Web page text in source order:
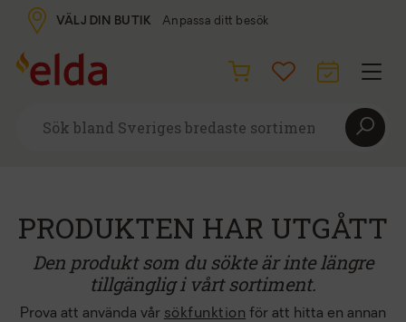
VÄLJ DIN BUTIK Anpassa ditt besök
PRODUKTEN HAR UTGÅTT
Den produkt som du sökte är inte längre
tillgänglig i vårt sortiment.
Prova att använda vår sökfunktion för att hitta en annan